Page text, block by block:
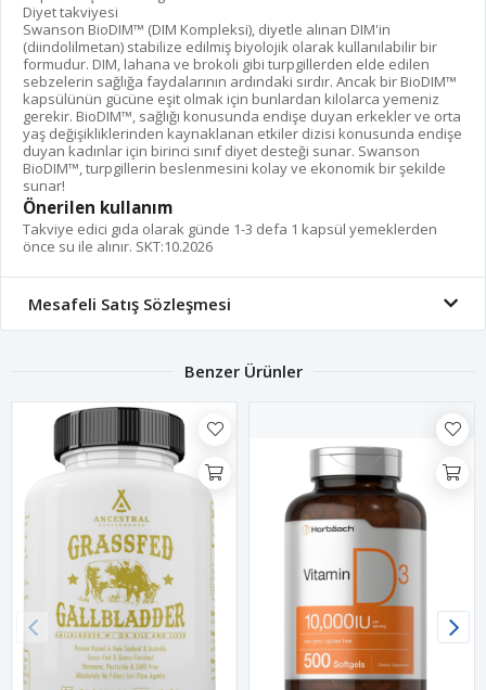
Diyet takviyesi
Swanson BioDIM™ (DIM Kompleksi), diyetle alınan DIM'in
(diindolilmetan) stabilize edilmiş biyolojik olarak kullanılabilir bir
formudur. DIM, lahana ve brokoli gibi turpgillerden elde edilen
sebzelerin sağlığa faydalarının ardındaki sırdır. Ancak bir BioDIM™
kapsülünün gücüne eşit olmak için bunlardan kilolarca yemeniz
gerekir. BioDIM™, sağlığı konusunda endişe duyan erkekler ve orta
yaş değişikliklerinden kaynaklanan etkiler dizisi konusunda endişe
duyan kadınlar için birinci sınıf diyet desteği sunar. Swanson
BioDIM™, turpgillerin beslenmesini kolay ve ekonomik bir şekilde
sunar!
Önerilen kullanım
Takviye edici gıda olarak günde 1-3 defa 1 kapsül yemeklerden
önce su ile alınır. SKT:10.2026
Mesafeli Satış Sözleşmesi
Benzer Ürünler